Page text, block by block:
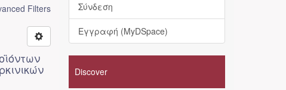
Filters Σύνδεση
Εγγραφή (MyDSpace)
Discover